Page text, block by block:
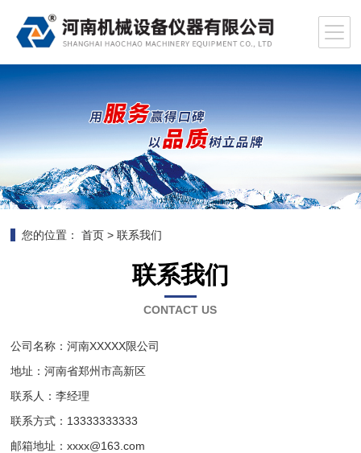
您的位置： 首页 >联系我们
联系我们
CONTACT US
公司名称：河南XXXXX限公司
地址：河南省郑州市高新区
联系人：李经理
联系方式：13333333333
邮箱地址：xxxx@163.com